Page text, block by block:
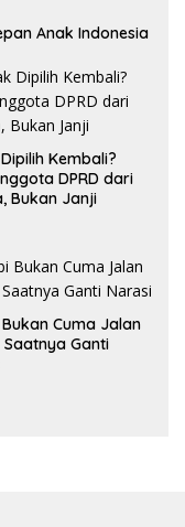
Anak Indonesia
Kembali?
DPRD dari
Bukan Janji
Cuma Jalan
Saatnya Ganti